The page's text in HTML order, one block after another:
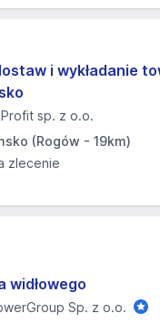
i wykładanie
sp. z o.o.
(Rogów - 19km)
zlecenie
widłowego
Sp. z o.o.